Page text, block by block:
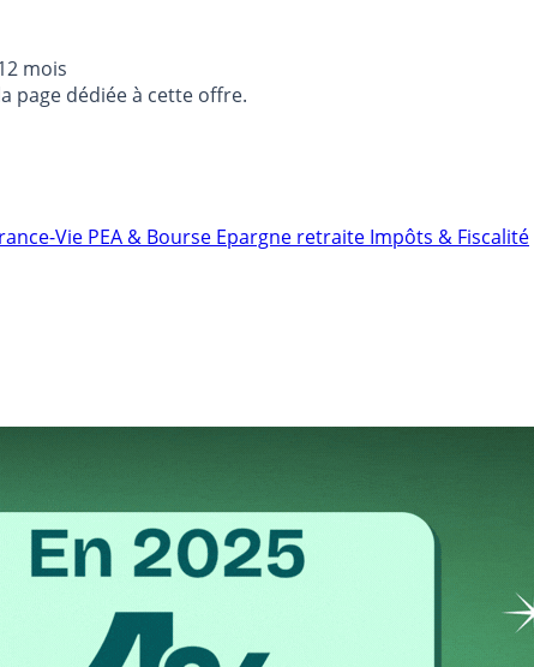
mois
page dédiée à cette offre.
Vie PEA & Bourse Epargne retraite Impôts & Fiscalité